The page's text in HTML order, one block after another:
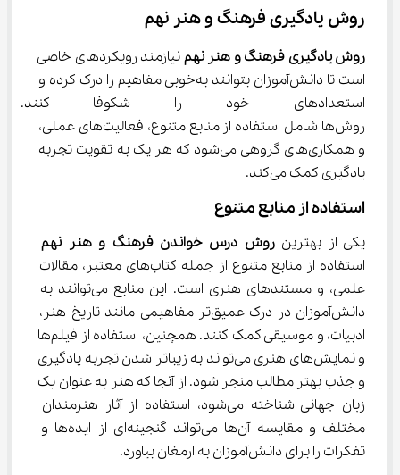
روش یادگیری فرهنگ و هنر نهم
روش یادگیری فرهنگ و هنر نهم نیازمند رویکردهای خاصی
است تا دانش‌آموزان بتوانند به‌خوبی مفاهیم را درک کرده و
استعدادهای خود را شکوفا
روش‌ها شامل استفاده از منابع متنوع، فعالیت‌های عملی،
و همکاری‌های گروهی می‌شود که هر یک به تقویت تجربه
یادگیری کمک می‌کند.
استفاده از منابع متنوع
یکی از بهترین روش درس خواندن فرهنگ و هنر نهم
استفاده از منابع متنوع از جمله کتاب‌های معتبر، مقالات
علمی، و مستندهای هنری است. این منابع می‌توانند به
دانش‌آموزان در درک عمیق‌تر مفاهیمی مانند تاریخ هنر،
ادبیات، و موسیقی کمک کنند. همچنین، استفاده از فیلم‌ها
و نمایش‌های هنری می‌تواند به زیباتر شدن تجربه یادگیری
و جذب بهتر مطالب منجر شود. از آنجا که هنر به عنوان یک
زبان جهانی شناخته می‌شود، استفاده از آثار هنرمندان
مختلف و مقایسه آن‌ها می‌تواند گنجینه‌ای از ایده‌ها و
تفکرات را برای دانش‌آموزان به ارمغان بیاورد.